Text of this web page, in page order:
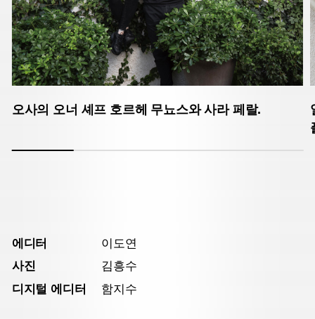
오사의 오너 셰프 호르헤 무뇨스와 사라 페랄.
에디터
이도연
사진
김흥수
디지털 에디터
함지수